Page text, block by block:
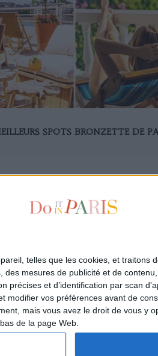
telles que les cookies, et
mesures de publicité et de
et d’identification par scan
vos préférences avant de
mais vous avez le droit de vous y
de la page Web.
SPOTS BRONZETTE DE
Qui sommes-nous ?
Les auteurs
L'Appartement de la
L'espace annonceurs